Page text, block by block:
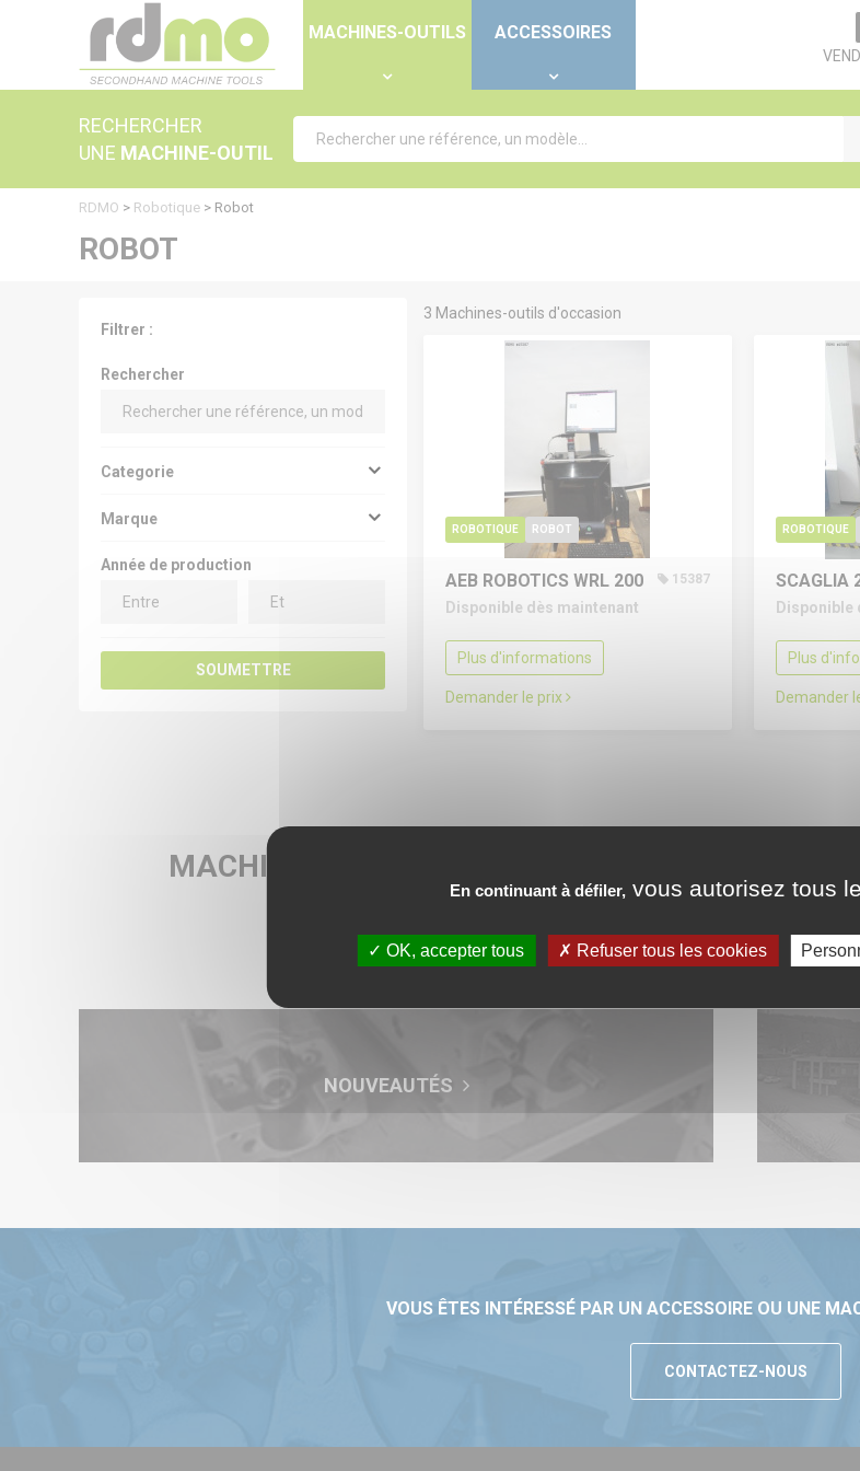
En continuant à défiler, vous autorisez tous
OK, accepter tous Refuser tous les cookies
MACHINES-OUTILS ACCESSOIRES
RECHERCHER
UNE MACHINE-OUTIL
RDMO > Robotique > Robot
ROBOT
Filtrer :
Rechercher
Categorie
Marque
Année de production
SOUMETTRE
3 Machines-outils d'occasion
ROBOTIQUE ROBOT
AEB ROBOTICS WRL 200 15387
Disponible dès maintenant
Plus d'informations
Demander le prix
ROBOTIQUE
SCAGLIA
Disponible
Plus
Demander
MACHINES-OUTILS
ROBOT
NOUVEAUTÉS
VOUS ÊTES INTÉRESSÉ PAR UN ACCESSOIRE OU UNE
CONTACTEZ-NOUS